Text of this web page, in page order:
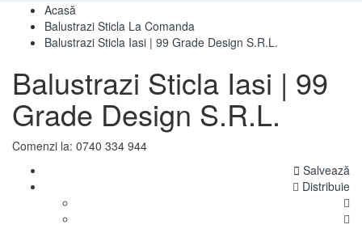
Acasă
Balustrazi Sticla La Comanda
Balustrazi Sticla Iasi | 99 Grade Design S.R.L.
Balustrazi Sticla Iasi | 99
Grade Design S.R.L.
Comenzi la: 0740 334 944
Salvează
Distribuie